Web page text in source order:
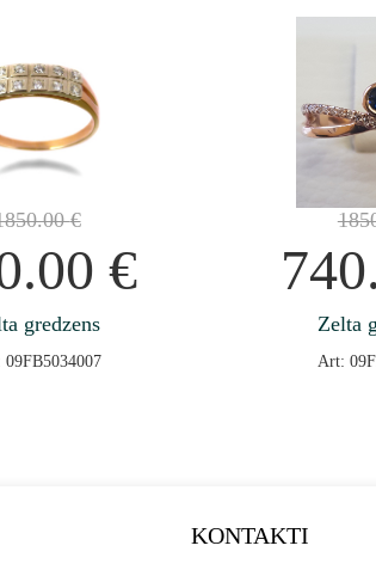
€
€
gredzens Zelta
Art:
KONTAKTI